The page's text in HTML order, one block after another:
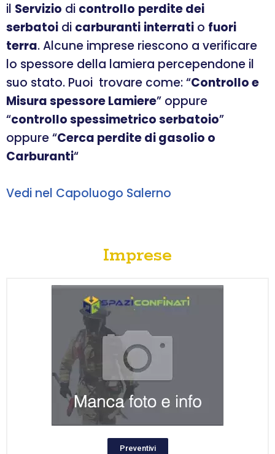
il Servizio di controllo perdite dei
serbatoi di carburanti interrati o fuori
terra. Alcune imprese riescono a verificare
lo spessore della lamiera percependone il
suo stato. Puoi trovare come: “Controllo e
Misura spessore Lamiere” oppure
“controllo spessimetrico serbatoio”
oppure “Cerca perdite di gasolio o
Carburanti“
Vedi nel Capoluogo Salerno
Imprese
Preventivi